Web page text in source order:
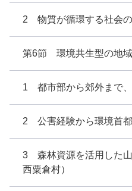
2 物質が循環する社会
第6節 環境共生型の地域
1 都市部から郊外まで
2 公害経験から環境首都
3 森林資源を活用した
西粟倉村）